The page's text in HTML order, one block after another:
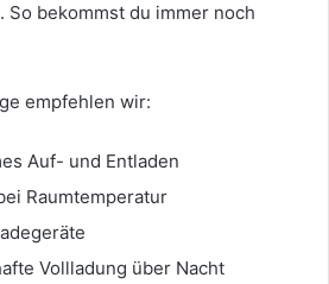
So bekommst du immer noch
empfehlen wir:
Auf- und Entladen
Raumtemperatur
Vollladung über Nacht